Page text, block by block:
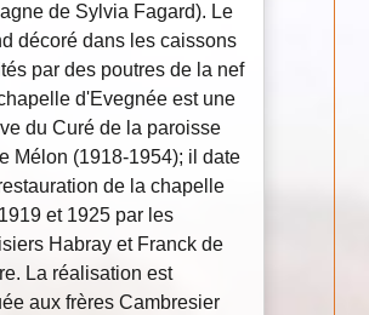
de Sylvia Fagard). Le
décoré dans les caissons
par des poutres de la nef
d'Evegnée est une
du Curé de la paroisse
Mélon (1918-1954); il date
de la chapelle
et 1925 par les
Habray et Franck de
La réalisation est
aux frères Cambresier